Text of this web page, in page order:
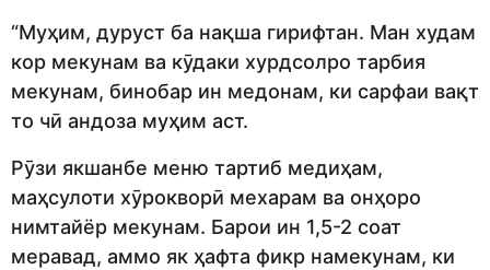
“Муҳим, дуруст ба нақша гирифтан. Ман худам
кор мекунам ва кӯдаки хурдсолро тарбия
мекунам, бинобар ин медонам, ки сарфаи вақт
то чӣ андоза муҳим аст.
Рӯзи якшанбе меню тартиб медиҳам,
маҳсулоти хӯрокворӣ мехарам ва онҳоро
нимтайёр мекунам. Барои ин 1,5-2 соат
меравад, аммо як ҳафта фикр намекунам, ки